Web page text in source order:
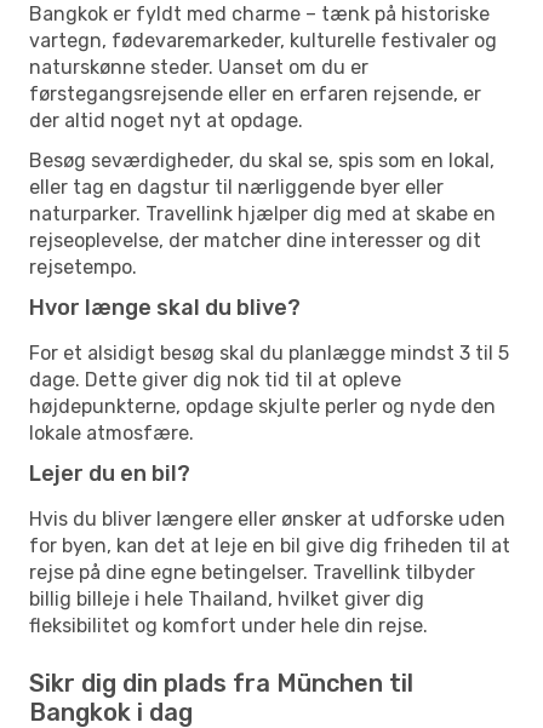
Bangkok er fyldt med charme – tænk på historiske
vartegn, fødevaremarkeder, kulturelle festivaler og
naturskønne steder. Uanset om du er
førstegangsrejsende eller en erfaren rejsende, er
der altid noget nyt at opdage.
Besøg seværdigheder, du skal se, spis som en lokal,
eller tag en dagstur til nærliggende byer eller
naturparker. Travellink hjælper dig med at skabe en
rejseoplevelse, der matcher dine interesser og dit
rejsetempo.
Hvor længe skal du blive?
For et alsidigt besøg skal du planlægge mindst 3 til 5
dage. Dette giver dig nok tid til at opleve
højdepunkterne, opdage skjulte perler og nyde den
lokale atmosfære.
Lejer du en bil?
Hvis du bliver længere eller ønsker at udforske uden
for byen, kan det at leje en bil give dig friheden til at
rejse på dine egne betingelser. Travellink tilbyder
billig billeje i hele Thailand, hvilket giver dig
fleksibilitet og komfort under hele din rejse.
Sikr dig din plads fra München til
Bangkok i dag